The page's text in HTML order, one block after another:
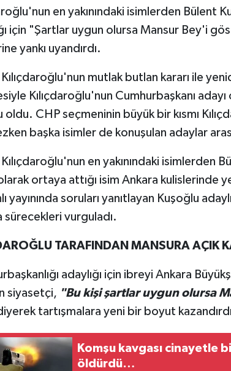
en yakınındaki isimlerden Bülent
için "Şartlar uygun olursa Mansur Bey'i
yankı uyandırdı.
Kılıçdaroğlu'nun mutlak butlan kararı ile
Kılıçdaroğlu'nun Cumhurbaşkanı
oldu. CHP seçmeninin büyük bir kısmı
başka isimler de konuşulan adaylar
Kılıçdaroğlu'nun en yakınındaki isimlerden
ortaya attığı isim Ankara kulislerinde
yayınında soruları yanıtlayan Kuşoğlu
sürecekleri vurguladı.
TARAFINDAN MANSURA AÇIK
adaylığı için ibreyi Ankara
siyasetçi, "Bu kişi şartlar uygun olursa
tartışmalara yeni bir boyut
Komşu kavgası cinayetle
öldürdü…